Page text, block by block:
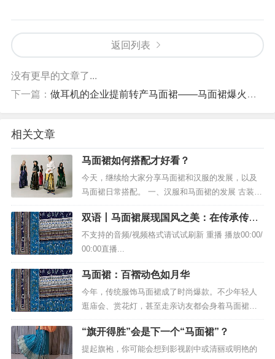
返回列表
没有更早的文章了...
下一篇： 做耳机的企业提前转产马面裙——马面裙爆火为何在曹县“意料之中”
相关文章
马面裙如何搭配才好看？
今天，继续给大家分享马面裙和汉服的发展，以及
马面裙日常搭配。 一、汉服和马面裙的发展 古装剧
《梦华录》、《知否知否》、《延禧攻略》和马面
裙的爆红，促进了汉服的快速发...
双语丨马面裙展现国风之美：在传承传统
文化中焕发新的生机
不支持的音频/视频格式请试试刷新 重播 播放00:00/
00:00直播...
马面裙：百褶动色如月华
今年，传统服饰马面裙成了时尚爆款。不少年轻人
逛庙会、赏花灯，甚至走亲访友都会身着马面裙。
各大媒体平台上，人们也纷纷展示自己的马面裙穿
搭。 马面裙的流行并非偶然。明清时期，马面裙是
中国...
“旗开得胜”会是下一个“马面裙”？
提起旗袍，你可能会想到影视剧中或清丽或明艳的